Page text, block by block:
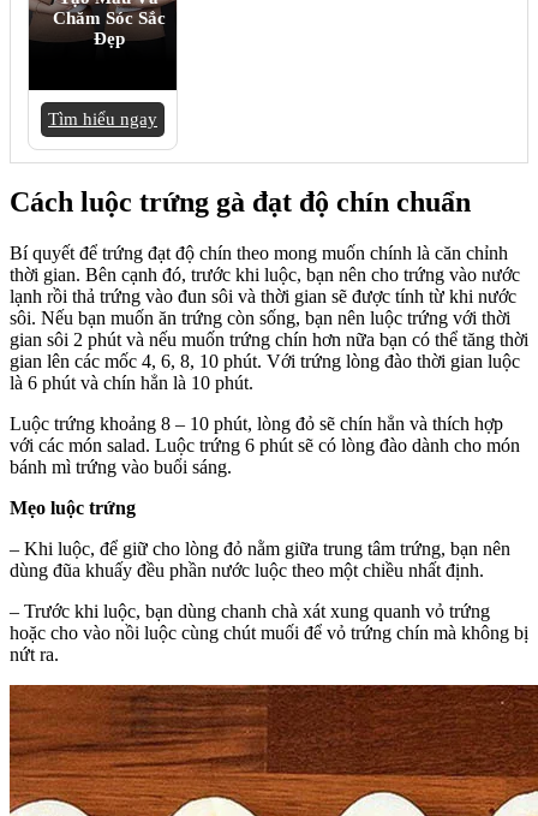
Chăm Sóc Sắc
Đẹp
Tìm hiểu ngay
Cách luộc trứng gà đạt độ chín chuẩn
Bí quyết để trứng đạt độ chín theo mong muốn chính là căn chỉnh
thời gian. Bên cạnh đó, trước khi luộc, bạn nên cho trứng vào nước
lạnh rồi thả trứng vào đun sôi và thời gian sẽ được tính từ khi nước
sôi. Nếu bạn muốn ăn trứng còn sống, bạn nên luộc trứng với thời
gian sôi 2 phút và nếu muốn trứng chín hơn nữa bạn có thể tăng thời
gian lên các mốc 4, 6, 8, 10 phút. Với trứng lòng đào thời gian luộc
là 6 phút và chín hẳn là 10 phút.
Luộc trứng khoảng 8 – 10 phút, lòng đỏ sẽ chín hẳn và thích hợp
với các món salad. Luộc trứng 6 phút sẽ có lòng đào dành cho món
bánh mì trứng vào buổi sáng.
Mẹo luộc trứng
– Khi luộc, để giữ cho lòng đỏ nằm giữa trung tâm trứng, bạn nên
dùng đũa khuấy đều phần nước luộc theo một chiều nhất định.
– Trước khi luộc, bạn dùng chanh chà xát xung quanh vỏ trứng
hoặc cho vào nồi luộc cùng chút muối để vỏ trứng chín mà không bị
nứt ra.